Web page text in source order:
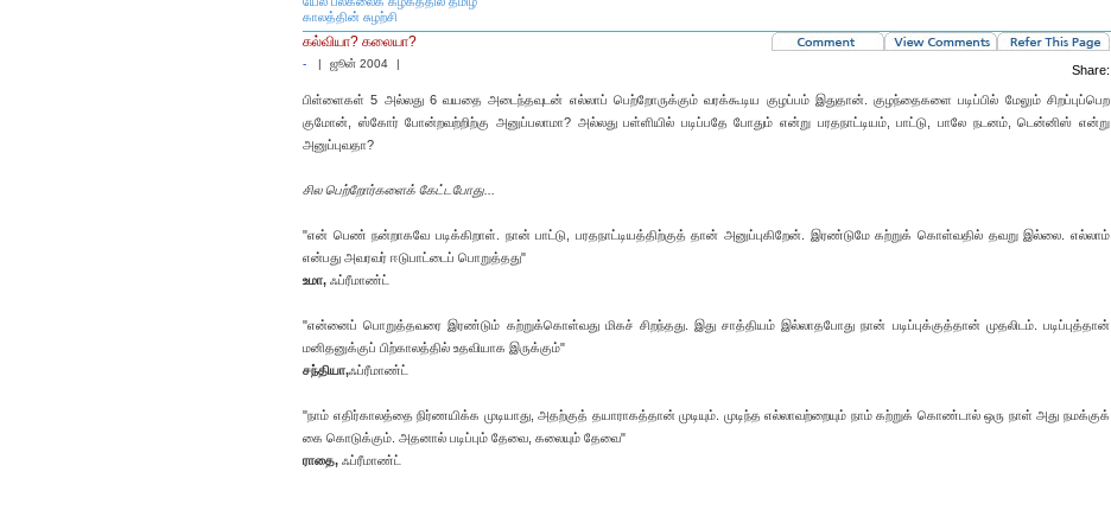
காலத்தின் சுழற்சி
கல்வியா? கலையா?
- | ஜூன் 2004 | Share:
பிள்ளைகள் 5 அல்லது 6 வயதை அடைந்தவுடன் எல்லாப் பெற்றோருக்கும் வரக்கூடிய குழப்பம் இதுதான். குழந்தைகளை படிப்பில் மேலும் சிறப்புப்பெற
குமோன், ஸ்கோர் போன்றவற்றிற்கு அனுப்பலாமா? அல்லது பள்ளியில் படிப்பதே போதும் என்று பரதநாட்டியம், பாட்டு, பாலே நடனம், டென்னிஸ் என்று
அனுப்புவதா?
சில பெற்றோர்களைக் கேட்டபோது...
"என் பெண் நன்றாகவே படிக்கிறாள். நான் பாட்டு, பரதநாட்டியத்திற்குத் தான் அனுப்புகிறேன். இரண்டுமே கற்றுக் கொள்வதில் தவறு இல்லை. எல்லாம்
என்பது அவரவர் ஈடுபாட்டைப் பொறுத்தது"
உமா, ஃப்ரீமாண்ட்
"என்னைப் பொறுத்தவரை இரண்டும் கற்றுக்கொள்வது மிகச் சிறந்தது. இது சாத்தியம் இல்லாதபோது நான் படிப்புக்குத்தான் முதலிடம். படிப்புத்தான்
மனிதனுக்குப் பிற்காலத்தில் உதவியாக இருக்கும்"
சந்தியா,ஃப்ரீமாண்ட்
"நாம் எதிர்காலத்தை நிர்ணயிக்க முடியாது, அதற்குத் தயாராகத்தான் முடியும். முடிந்த எல்லாவற்றையும் நாம் கற்றுக் கொண்டால் ஒரு நாள் அது நமக்குக்
கை கொடுக்கும். அதனால் படிப்பும் தேவை, கலையும் தேவை"
ராதை, ஃப்ரீமாண்ட்